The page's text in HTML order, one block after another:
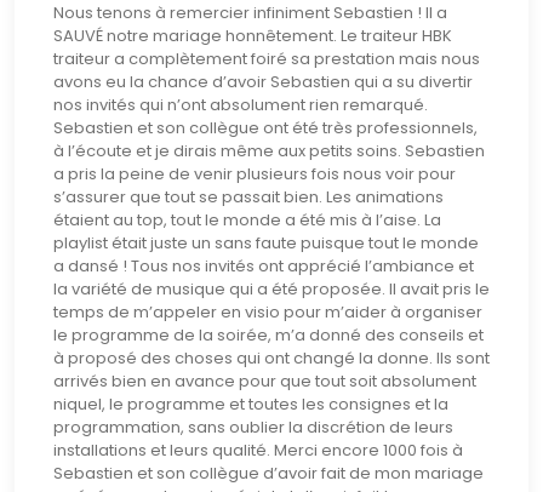
Nous tenons à remercier infiniment Sebastien ! Il a
SAUVÉ notre mariage honnêtement. Le traiteur HBK
traiteur a complètement foiré sa prestation mais nous
avons eu la chance d’avoir Sebastien qui a su divertir
nos invités qui n’ont absolument rien remarqué.
Sebastien et son collègue ont été très professionnels,
à l’écoute et je dirais même aux petits soins. Sebastien
a pris la peine de venir plusieurs fois nous voir pour
s’assurer que tout se passait bien. Les animations
étaient au top, tout le monde a été mis à l’aise. La
playlist était juste un sans faute puisque tout le monde
a dansé ! Tous nos invités ont apprécié l’ambiance et
la variété de musique qui a été proposée. Il avait pris le
temps de m’appeler en visio pour m’aider à organiser
le programme de la soirée, m’a donné des conseils et
à proposé des choses qui ont changé la donne. Ils sont
arrivés bien en avance pour que tout soit absolument
niquel, le programme et toutes les consignes et la
programmation, sans oublier la discrétion de leurs
installations et leurs qualité. Merci encore 1000 fois à
Sebastien et son collègue d’avoir fait de mon mariage